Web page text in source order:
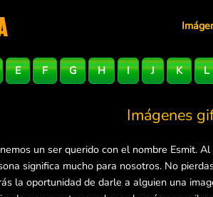
E F G H I J K L
Imágenes
un ser querido con el nombre Esmit.
significa mucho para nosotros. No
la oportunidad de darle a alguien una